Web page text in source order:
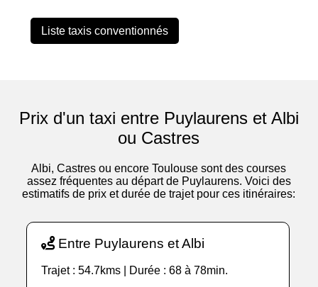
Liste taxis conventionnés
Prix d'un taxi entre Puylaurens et Albi
ou Castres
Albi, Castres ou encore Toulouse sont des courses
assez fréquentes au départ de Puylaurens. Voici des
estimatifs de prix et durée de trajet pour ces itinéraires:
Entre Puylaurens et Albi
Trajet : 54.7kms | Durée : 68 à 78min.